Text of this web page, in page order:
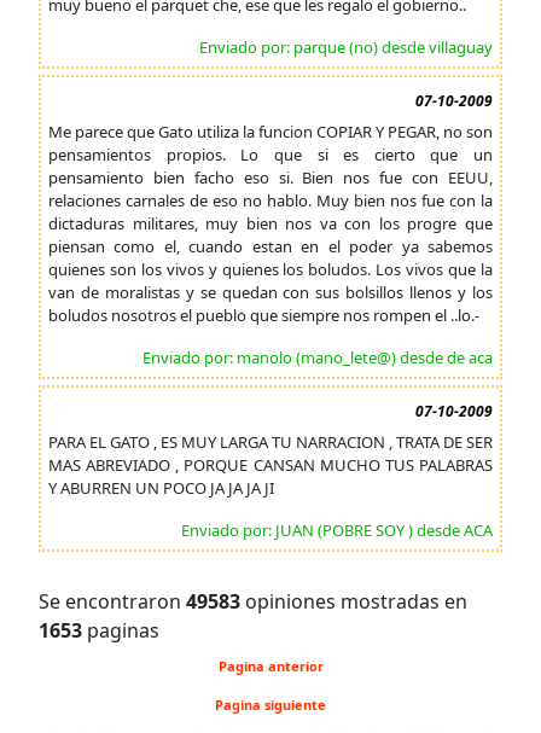
muy bueno el parquet che, ese que les regalo el gobierno..
Enviado por: parque (no) desde villaguay
07-10-2009
Me parece que Gato utiliza la funcion COPIAR Y PEGAR, no son
pensamientos propios. Lo que si es cierto que un
pensamiento bien facho eso si. Bien nos fue con EEUU,
relaciones carnales de eso no hablo. Muy bien nos fue con la
dictaduras militares, muy bien nos va con los progre que
piensan como el, cuando estan en el poder ya sabemos
quienes son los vivos y quienes los boludos. Los vivos que la
van de moralistas y se quedan con sus bolsillos llenos y los
boludos nosotros el pueblo que siempre nos rompen el ..lo.-
Enviado por: manolo (mano_lete@) desde de aca
07-10-2009
PARA EL GATO , ES MUY LARGA TU NARRACION , TRATA DE SER
MAS ABREVIADO , PORQUE CANSAN MUCHO TUS PALABRAS
Y ABURREN UN POCO JA JA JA JI
Enviado por: JUAN (POBRE SOY ) desde ACA
Se encontraron 49583 opiniones mostradas en
1653 paginas
Pagina anterior
Pagina siguiente